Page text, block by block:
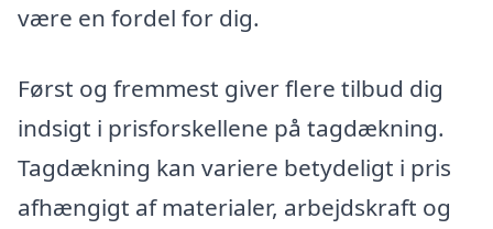
være en fordel for dig.
Først og fremmest giver flere tilbud dig
indsigt i prisforskellene på tagdækning.
Tagdækning kan variere betydeligt i pris
afhængigt af materialer, arbejdskraft og